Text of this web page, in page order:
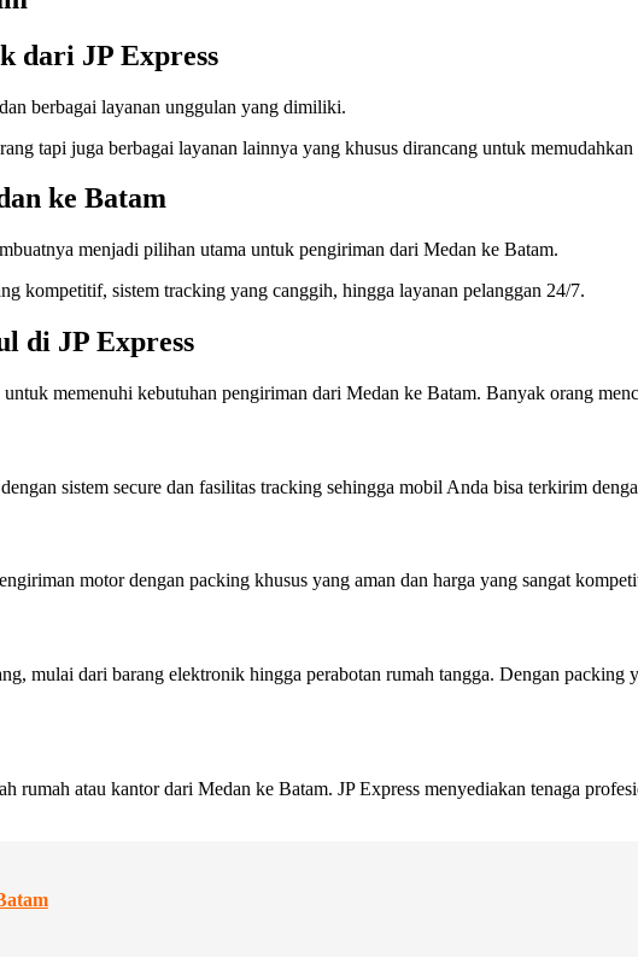
dari JP Express
berbagai layanan unggulan yang dimiliki.
tapi juga berbagai layanan lainnya yang khusus dirancang untuk
ke Batam
menjadi pilihan utama untuk pengiriman dari Medan ke Batam.
kompetitif, sistem tracking yang canggih, hingga layanan pelanggan 24/7.
di JP Express
memenuhi kebutuhan pengiriman dari Medan ke Batam. Banyak orang
sistem secure dan fasilitas tracking sehingga mobil Anda bisa terkirim
motor dengan packing khusus yang aman dan harga yang sangat
mulai dari barang elektronik hingga perabotan rumah tangga. Dengan
rumah atau kantor dari Medan ke Batam. JP Express menyediakan tenaga